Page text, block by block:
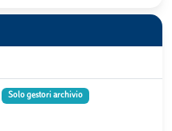
Solo gestori archivio